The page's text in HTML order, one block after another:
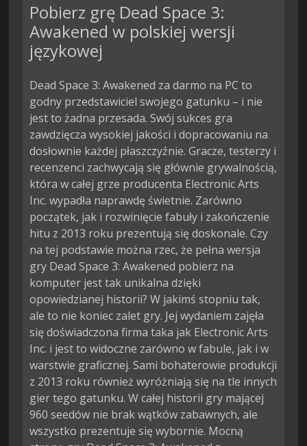
Pobierz grę Dead Space 3:
Awakened w polskiej wersji
językowej
Dead Space 3: Awakened za darmo na PC to
godny przedstawiciel swojego gatunku – i nie
jest to żadna przesada. Swój sukces gra
zawdzięcza wysokiej jakości i dopracowaniu na
dosłownie każdej płaszczyźnie. Gracze, testerzy i
recenzenci zachwycają się głównie grywalnością,
która w całej grze producenta Electronic Arts
Inc. wypadła naprawdę świetnie. Zarówno
początek, jak i rozwinięcie fabuły i zakończenie
hitu z 2013 roku prezentują się doskonale. Czy
na tej podstawie można rzec, że pełna wersja
gry Dead Space 3: Awakened pobierz na
komputer jest tak unikalna dzięki
opowiedzianej historii? W jakimś stopniu tak,
ale to nie koniec zalet gry. Jej wydaniem zajęła
się doświadczona firma taka jak Electronic Arts
Inc. i jest to widoczne zarówno w fabule, jak i w
warstwie graficznej. Sami bohaterowie produkcji
z 2013 roku również wyróżniają się na tle innych
gier tego gatunku. W całej historii gry mającej
960 seedów nie brak wątków zabawnych, ale
wszystko prezentuje się wybornie. Mocną